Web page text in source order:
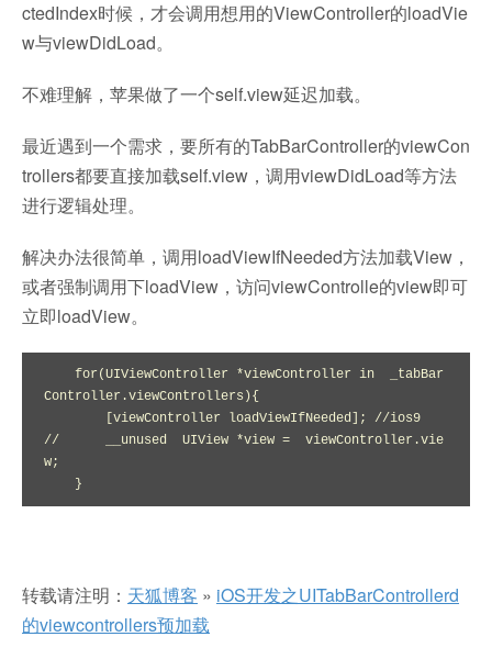
ctedIndex时候，才会调用想用的ViewController的loadVie
w与viewDidLoad。
不难理解，苹果做了一个self.view延迟加载。
最近遇到一个需求，要所有的TabBarController的viewCon
trollers都要直接加载self.view，调用viewDidLoad等方法
进行逻辑处理。
解决办法很简单，调用loadViewIfNeeded方法加载View，
或者强制调用下loadView，访问viewControlle的view即可
立即loadView。
Controller.viewControllers){
//      __unused  UIView *view =  viewController.vie
w;
    }
转载请注明： 天狐博客 » iOS开发之UITabBarControllerd
的viewcontrollers预加载